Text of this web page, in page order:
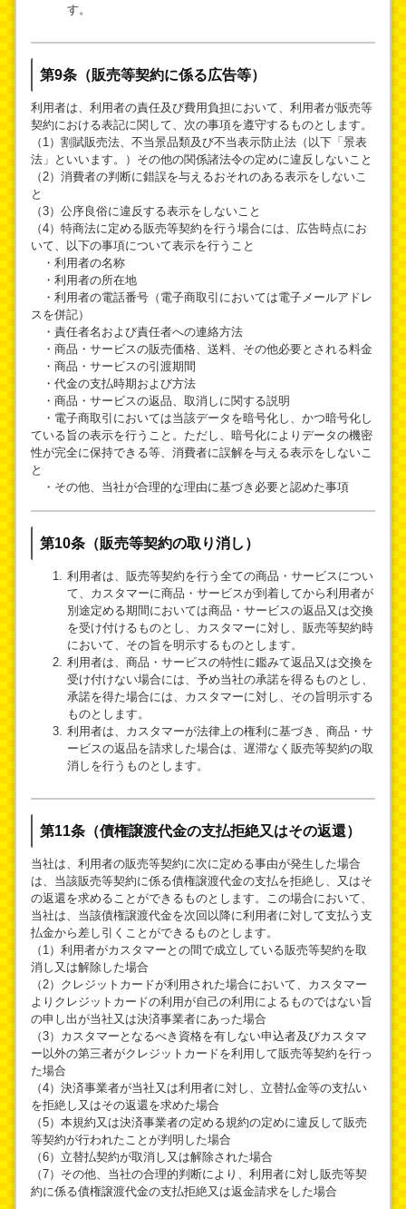
す。
第9条（販売等契約に係る広告等）
利用者は、利用者の責任及び費用負担において、利用者が販売等
契約における表記に関して、次の事項を遵守するものとします。
（1）割賦販売法、不当景品類及び不当表示防止法（以下「景表
法」といいます。）その他の関係諸法令の定めに違反しないこと
（2）消費者の判断に錯誤を与えるおそれのある表示をしないこ
と
（3）公序良俗に違反する表示をしないこと
（4）特商法に定める販売等契約を行う場合には、広告時点にお
いて、以下の事項について表示を行うこと
・利用者の名称
・利用者の所在地
・利用者の電話番号（電子商取引においては電子メールアドレ
スを併記）
・責任者名および責任者への連絡方法
・商品・サービスの販売価格、送料、その他必要とされる料金
・商品・サービスの引渡期間
・代金の支払時期および方法
・商品・サービスの返品、取消しに関する説明
・電子商取引においては当該データを暗号化し、かつ暗号化し
ている旨の表示を行うこと。ただし、暗号化によりデータの機密
性が完全に保持できる等、消費者に誤解を与える表示をしないこ
と
・その他、当社が合理的な理由に基づき必要と認めた事項
第10条（販売等契約の取り消し）
利用者は、販売等契約を行う全ての商品・サービスについ
て、カスタマーに商品・サービスが到着してから利用者が
別途定める期間においては商品・サービスの返品又は交換
を受け付けるものとし、カスタマーに対し、販売等契約時
において、その旨を明示するものとします。
利用者は、商品・サービスの特性に鑑みて返品又は交換を
受け付けない場合には、予め当社の承諾を得るものとし、
承諾を得た場合には、カスタマーに対し、その旨明示する
ものとします。
利用者は、カスタマーが法律上の権利に基づき、商品・サ
ービスの返品を請求した場合は、遅滞なく販売等契約の取
消しを行うものとします。
第11条（債権譲渡代金の支払拒絶又はその返還）
当社は、利用者の販売等契約に次に定める事由が発生した場合
は、当該販売等契約に係る債権譲渡代金の支払を拒絶し、又はそ
の返還を求めることができるものとします。この場合において、
当社は、当該債権譲渡代金を次回以降に利用者に対して支払う支
払金から差し引くことができるものとします。
（1）利用者がカスタマーとの間で成立している販売等契約を取
消し又は解除した場合
（2）クレジットカードが利用された場合において、カスタマー
よりクレジットカードの利用が自己の利用によるものではない旨
の申し出が当社又は決済事業者にあった場合
（3）カスタマーとなるべき資格を有しない申込者及びカスタマ
ー以外の第三者がクレジットカードを利用して販売等契約を行っ
た場合
（4）決済事業者が当社又は利用者に対し、立替払金等の支払い
を拒絶し又はその返還を求めた場合
（5）本規約又は決済事業者の定める規約の定めに違反して販売
等契約が行われたことが判明した場合
（6）立替払契約が取消し又は解除された場合
（7）その他、当社の合理的判断により、利用者に対し販売等契
約に係る債権譲渡代金の支払拒絶又は返金請求をした場合